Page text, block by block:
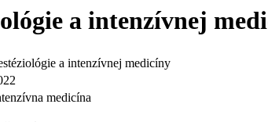
a intenzívnej
a intenzívnej medicíny
medicína